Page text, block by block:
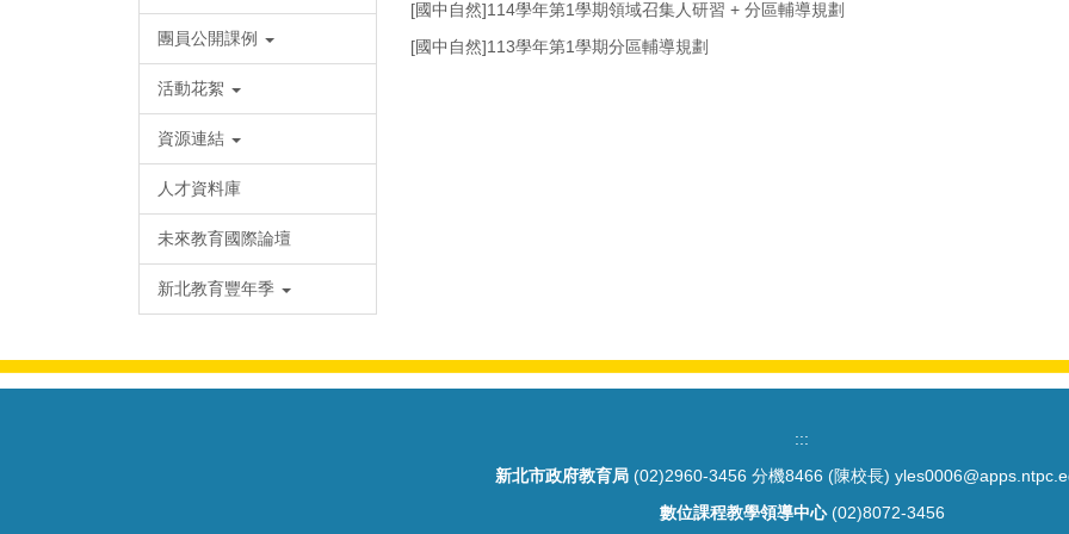
團員公開課例
活動花絮
資源連結
人才資料庫
未來教育國際論壇
新北教育豐年季
[國中自然]114學年第1學期領域召集人研習 + 分區輔導規劃
[國中自然]113學年第1學期分區輔導規劃
:::
新北市政府教育局 (02)2960-3456 分機8466 (陳校長)
數位課程教學領導中心(02)8072-3456